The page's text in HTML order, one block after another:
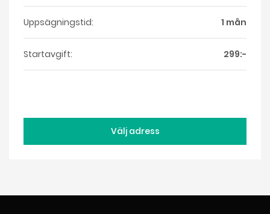
Uppsägningstid: 1 mån
Startavgift: 299:-
Välj adress